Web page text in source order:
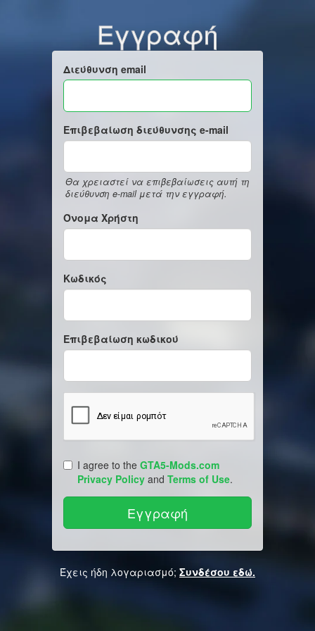
Εγγραφή
Διεύθυνση email
Επιβεβαίωση διεύθυνσης e-mail
Θα χρειαστεί να επιβεβαίωσεις αυτή τη
διεύθυνση e-mail μετά την εγγραφή.
Όνομα Χρήστη
Κωδικός
Επιβεβαίωση κωδικού
I agree to the GTA5-Mods.com
Privacy Policy and Terms of Use.
Έχεις ήδη λογαριασμό; Συνδέσου εδώ.